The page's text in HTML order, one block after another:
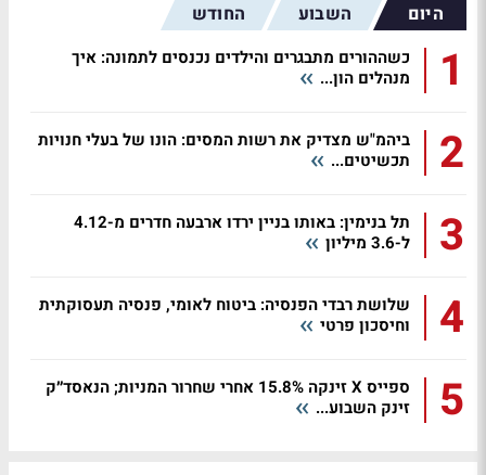
היום השבוע החודש
1
כשההורים מתבגרים והילדים נכנסים לתמונה: איך
מנהלים הון...
2
ביהמ"ש מצדיק את רשות המסים: הונו של בעלי חנויות
תכשיטים...
3
תל בנימין: באותו בניין ירדו ארבעה חדרים מ-4.12
ל-3.6 מיליון
4
שלושת רבדי הפנסיה: ביטוח לאומי, פנסיה תעסוקתית
וחיסכון פרטי
5
ספייס X זינקה 15.8% אחרי שחרור המניות; הנאסד״ק
זינק השבוע...